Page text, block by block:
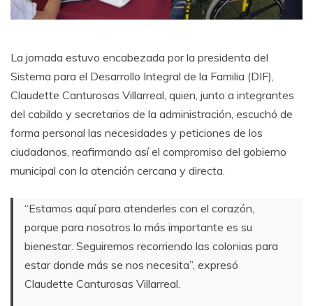
La jornada estuvo encabezada por la presidenta del
Sistema para el Desarrollo Integral de la Familia (DIF),
Claudette Canturosas Villarreal, quien, junto a integrantes
del cabildo y secretarios de la administración, escuchó de
forma personal las necesidades y peticiones de los
ciudadanos, reafirmando así el compromiso del gobierno
municipal con la atención cercana y directa.
“Estamos aquí para atenderles con el corazón,
porque para nosotros lo más importante es su
bienestar. Seguiremos recorriendo las colonias para
estar donde más se nos necesita”, expresó
Claudette Canturosas Villarreal.